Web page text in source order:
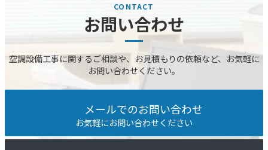
お問い合わせ
空調設備⼯事に関するご相談や、お⾒積もりの依頼など、お気軽に
お問い合わせください。
メールでのお問い合わせ
お気軽にお問い合わせください